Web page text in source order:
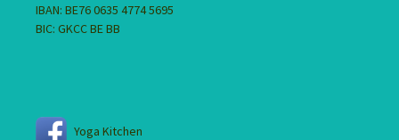
IBAN: BE76 0635 4774 5695
BIC: GKCC BE BB
Yoga Kitchen